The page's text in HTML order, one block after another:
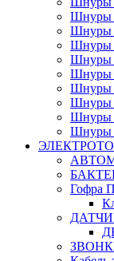
Шнуры
Шнуры
Шнуры
Шнуры
Шнуры
Шнуры
Шнуры
Шнуры
Гофра